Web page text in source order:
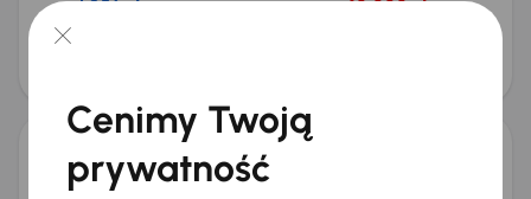
od 256 zł 40 000 zł
Cena
Peugeot 2008
Cenimy Twoją
prywatność